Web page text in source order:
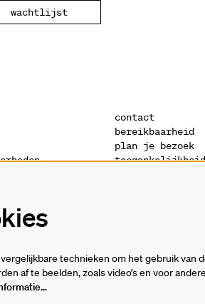
wachtlijst
contact
bereikbaarheid
plan je bezoek
toegankelijkheid
technieken om het gebruik van
af te beelden, zoals video’s en voor